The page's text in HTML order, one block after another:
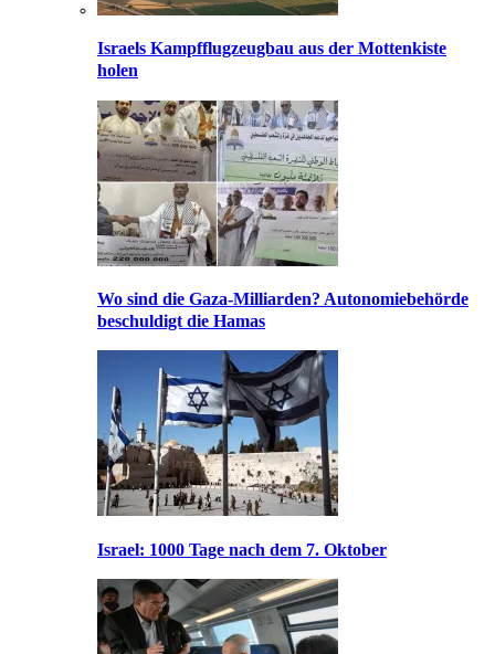
Israels Kampfflugzeugbau aus der Mottenkiste
holen
Wo sind die Gaza-Milliarden? Autonomiebehörde
beschuldigt die Hamas
Israel: 1000 Tage nach dem 7. Oktober